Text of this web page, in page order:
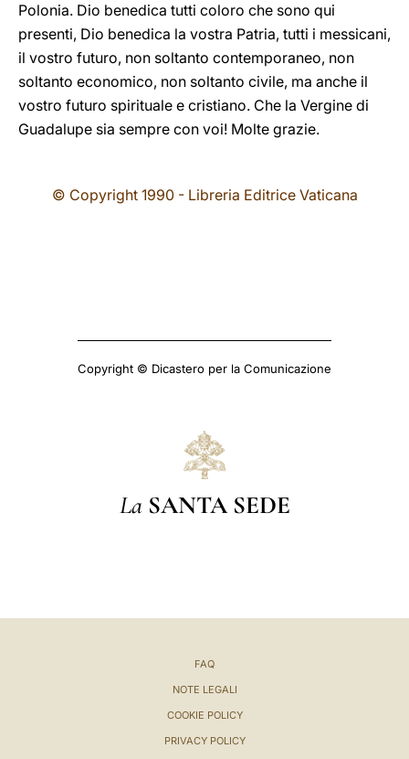
Polonia. Dio benedica tutti coloro che sono qui
presenti, Dio benedica la vostra Patria, tutti i messicani,
il vostro futuro, non soltanto contemporaneo, non
soltanto economico, non soltanto civile, ma anche il
vostro futuro spirituale e cristiano. Che la Vergine di
Guadalupe sia sempre con voi! Molte grazie.
© Copyright 1990 - Libreria Editrice Vaticana
Copyright © Dicastero per la Comunicazione
La SANTA SEDE
FAQ
NOTE LEGALI
COOKIE POLICY
PRIVACY POLICY